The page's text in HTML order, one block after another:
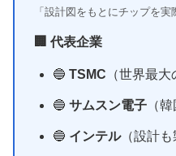
「設計図をもとにチップを実
🏢 代表企業
🔵TSMC （世界最
🔵サムスン電子 （
🔵 インテル（設計も